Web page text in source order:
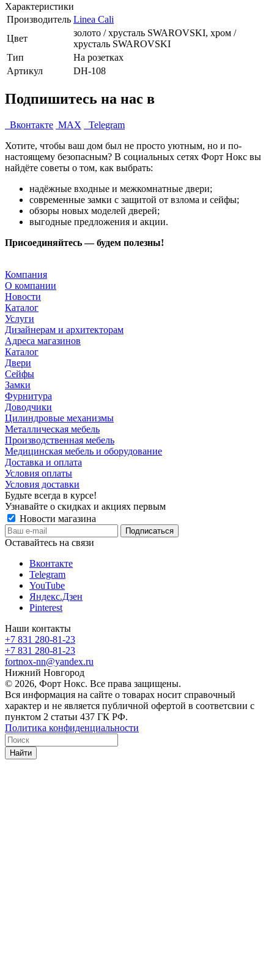
Характеристики
Производитель Linea Cali
Цвет
золото / хрусталь SWAROVSKI, хром /
хрусталь SWAROVSKI
Тип
На розетках
Артикул
DH-108
Подпишитесь на нас в
Вконтакте MAX
Telegram
Хотите, чтобы ваш дом был не просто уютным, но и по-
настоящему безопасным? В социальных сетях Форт Нокс вы
найдёте советы о том, как выбрать:
надёжные входные и межкомнатные двери;
современные замки с защитой от взлома и сейфы;
обзоры новых моделей дверей;
выгодные предложения и акции.
Присоединяйтесь — будем полезны!
Компания
О компании
Новости
Каталог
Услуги
Дизайнерам и архитекторам
Адреса магазинов
Каталог
Двери
Сейфы
Замки
Фурнитура
Доводчики
Цилиндровые механизмы
Металлическая мебель
Производственная мебель
Медицинская мебель и оборудование
Доставка и оплата
Условия оплаты
Условия доставки
Будьте всегда в курсе!
Узнавайте о скидках и акциях первым
Новости магазина
Оставайтесь на связи
Вконтакте
Telegram
YouTube
Яндекс.Дзен
Pinterest
Наши контакты
+7 831 280-81-23
+7 831 280-81-23
fortnox-nn@yandex.ru
Нижний Новгород
© 2026, Форт Нокс. Все права защищены.
Вся информация на сайте о товарах носит справочный
характер и не является публичной офертой в соответсвии с
пунктом 2 статьи 437 ГК РФ.
Политика конфиденциальности
Найти